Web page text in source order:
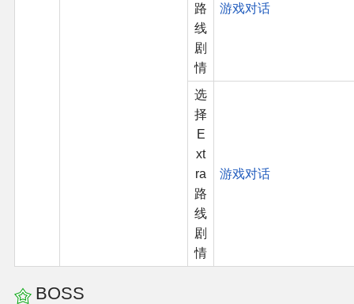
路
线
剧
情
游戏对话
选
择
E
xt
ra
路
线
剧
情
游戏对话
BOSS